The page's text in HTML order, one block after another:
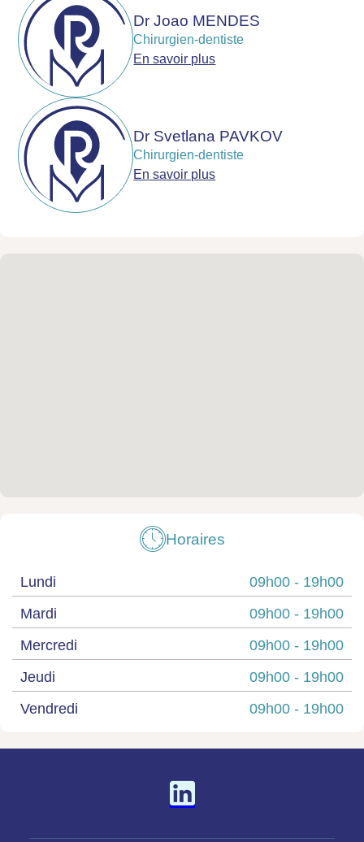
Dr Joao MENDES
Chirurgien-dentiste
En savoir plus
Dr Svetlana PAVKOV
Chirurgien-dentiste
En savoir plus
Horaires
Lundi 09h00 - 19h00
Mardi
09h00 - 19h00
Mercredi
09h00 - 19h00
Jeudi
09h00 - 19h00
Vendredi
09h00 - 19h00